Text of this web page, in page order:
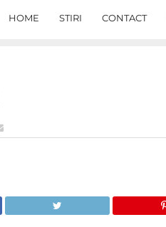
HOME STIRI CONTACT